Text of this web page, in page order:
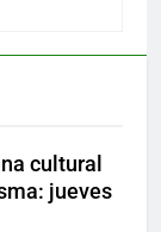
cultural
jueves